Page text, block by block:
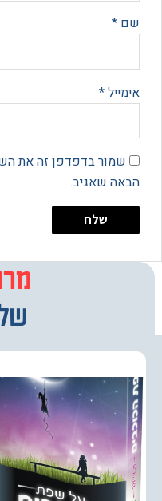
בדפדפן זה את השם,
שאגיב.
מרחב
של